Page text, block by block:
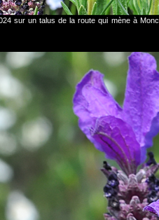
sur un talus de la route qui mène à